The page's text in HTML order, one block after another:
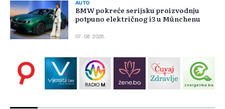
AUTO
BMW pokreće serijsku proizvodnju
potpuno električnog i3 u Münchenu
07. 08. 2026.